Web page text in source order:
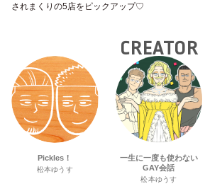
されまくりの5店をピックアップ♡
CREATOR
Pickles！
松本ゆうす
一生に一度も使わない
GAY会話
松本ゆうす